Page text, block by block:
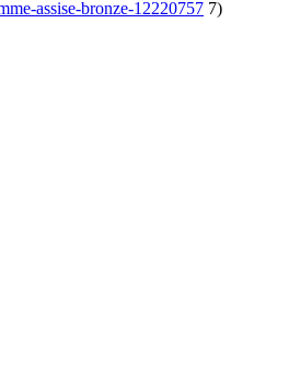
assise-bronze-12220757 7)